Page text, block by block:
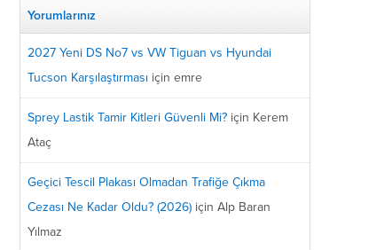
Yorumlarınız
2027 Yeni DS No7 vs VW Tiguan vs Hyundai
Tucson Karşılaştırması için emre
Sprey Lastik Tamir Kitleri Güvenli Mi? için Kerem
Ataç
Geçici Tescil Plakası Olmadan Trafiğe Çıkma
Cezası Ne Kadar Oldu? (2026) için Alp Baran
Yılmaz